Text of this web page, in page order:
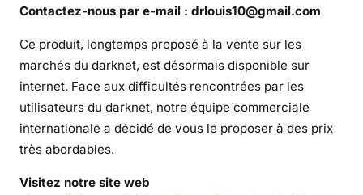
t
a
Contactez-nous par e-mail : drlouis10@gmail.com
Ce produit, longtemps proposé à la vente sur les
marchés du darknet, est désormais disponible sur
internet. Face aux difficultés rencontrées par les
utilisateurs du darknet, notre équipe commerciale
internationale a décidé de vous le proposer à des prix
très abordables.
Visitez notre site web